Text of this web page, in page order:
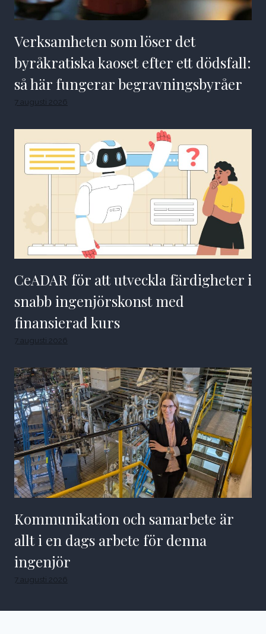
Verksamheten som löser det
byråkratiska kaoset efter ett dödsfall:
så här fungerar begravningsbyråer
7 augusti 2026
CeADAR för att utveckla färdigheter i
snabb ingenjörskonst med
finansierad kurs
7 augusti 2026
Kommunikation och samarbete är
allt i en dags arbete för denna
ingenjör
7 augusti 2026